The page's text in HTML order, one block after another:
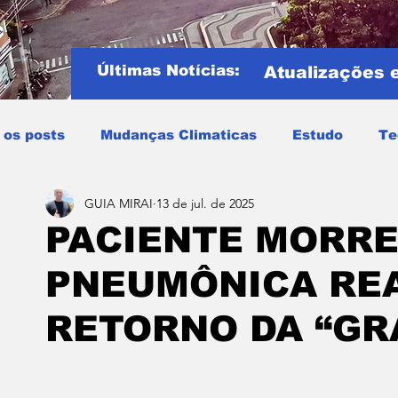
Últimas Notícias: Atualizações
os posts Mudanças Climaticas Estudo
do mundo COPA DO MUNDO 2026
Miraí Muriaé Região
PACIENTE
PNEUMÔNICA
RETORNO DA
GUIA MIRAI 13 de jul. de 2025